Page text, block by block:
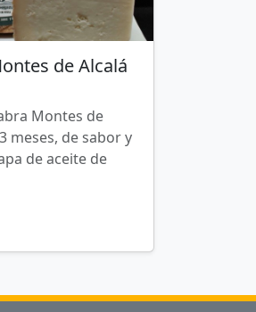
de Alcalá
Montes de
meses, de sabor y
de aceite de